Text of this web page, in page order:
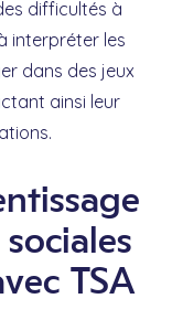
difficultés à
interpréter les
dans des jeux
ainsi leur
TSA